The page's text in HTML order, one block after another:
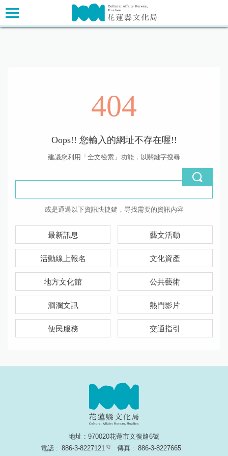
跳
到
主
主要內容區塊
404
Oops!! 您輸入的網址不存在喔!!
建議您利用「全文檢索」功能，以關鍵字搜尋
或是通過以下資訊快捷鍵，尋找需要的資訊內容
最新訊息 藝文活動
活動線上報名 文化資產
地方文化館 公共藝術
洄瀾文訊 熱門影片
便民服務 交通指引
地址 : 970020花蓮市文復路6號
電話 : 886-3-8227121 傳真 : 886-3-8227665